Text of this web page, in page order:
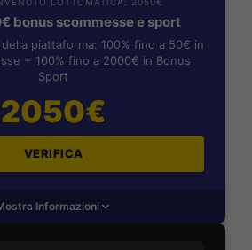
bonus scommesse e sport
piattaforma: 100% fino a 50€ in
+ 100% fino a 2000€ in Bonus
Sport
2050€
VERIFICA
Informazioni